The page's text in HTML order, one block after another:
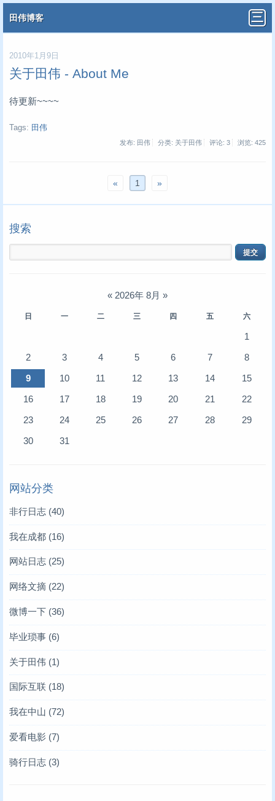
田伟博客
2010年1月9日
关于田伟 - About Me
待更新~~~~
Tags: 田伟
发布: 田伟 分类: 关于田伟 评论: 3 浏览: 425
« 1 »
搜索
« 2026年 8月 »
日 一 二 三 四 五 六
1
2
3 4 5 6 7
8
9
10 11 12 13 14
15
16
17 18 19 20 21
22
23
24 25 26 27 28
29
30
31
网站分类
非行日志 (40)
我在成都 (16)
网站日志 (25)
网络文摘 (22)
微博一下 (36)
毕业琐事 (6)
关于田伟 (1)
国际互联 (18)
我在中山 (72)
爱看电影 (7)
骑行日志 (3)